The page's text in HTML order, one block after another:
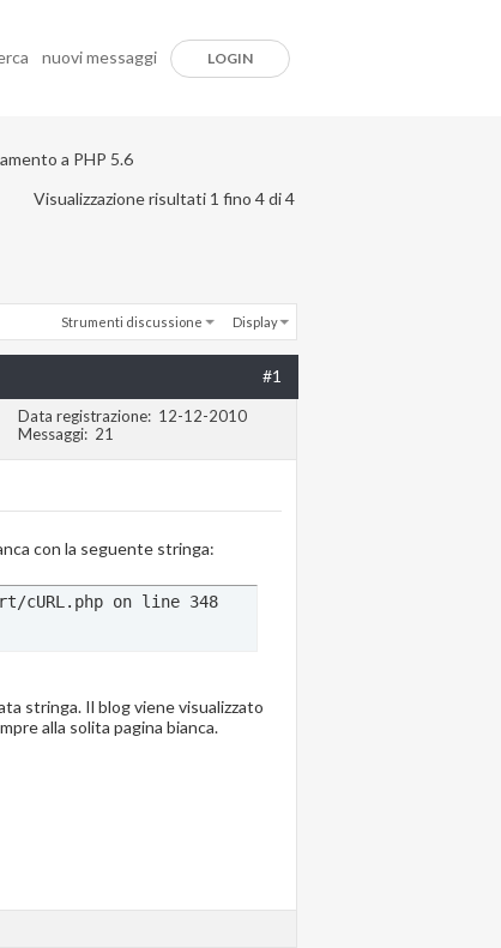
nuovi messaggi LOGIN
a PHP 5.6
Visualizzazione risultati 1 fino 4 di 4
Strumenti discussione Display
#1
Data registrazione
12-12-2010
Messaggi
21
con la seguente stringa:
cURL.php on line 348
stringa. Il blog viene visualizzato
alla solita pagina bianca.